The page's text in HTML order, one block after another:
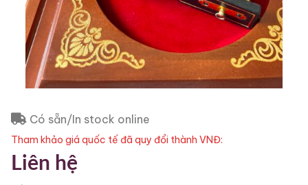
Có sẵn/In stock online
Tham khảo giá quốc tế đã quy đổi thành VNĐ:
Liên hệ